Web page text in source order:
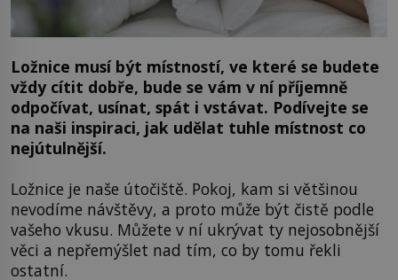
Ložnice musí být místností, ve které se budete
vždy cítit dobře, bude se vám v ní příjemně
odpočívat, usínat, spát i vstávat. Podívejte se
na naši inspiraci, jak udělat tuhle místnost co
nejútulnější.
Ložnice je naše útočiště. Pokoj, kam si většinou
nevodíme návštěvy, a proto může být čistě podle
vašeho vkusu. Můžete v ní ukrývat ty nejosobnější
věci a nepřemýšlet nad tím, co by tomu řekli
ostatní.